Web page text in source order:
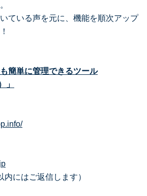
ている声を元に、機能を順次アップ
簡単に管理できるツール
」
内にはご返信します）